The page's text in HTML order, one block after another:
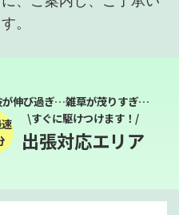
。
が伸び過ぎ…雑草が茂りすぎ…
\すぐに駆けつけます！/
出張対応エリア